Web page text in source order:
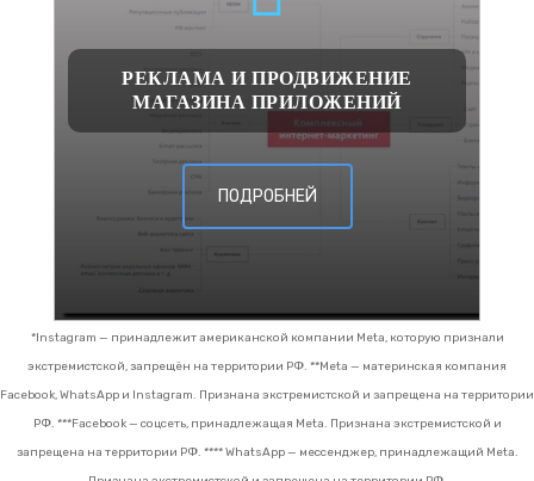
РЕКЛАМА И ПРОДВИЖЕНИЕ
МАГАЗИНА ПРИЛОЖЕНИЙ
ПОДРОБНЕЙ
*Instagram — принадлежит американской компании Meta, которую признали
экстремистской, запрещён на территории РФ. **Meta — материнская компания
Facebook, WhatsApp и Instagram. Признана экстремистской и запрещена на территории
РФ. ***Facebook — соцсеть, принадлежащая Meta. Признана экстремистской и
запрещена на территории РФ. **** WhatsApp — мессенджер, принадлежащий Meta.